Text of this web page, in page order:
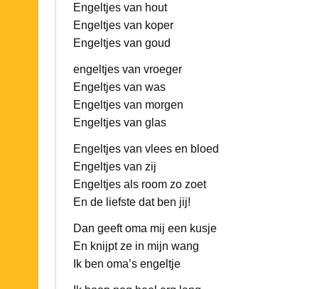
Engeltjes van hout
Engeltjes van koper
Engeltjes van goud
engeltjes van vroeger
Engeltjes van was
Engeltjes van morgen
Engeltjes van glas
Engeltjes van vlees en bloed
Engeltjes van zij
Engeltjes als room zo zoet
En de liefste dat ben jij!
Dan geeft oma mij een kusje
En knijpt ze in mijn wang
Ik ben oma’s engeltje